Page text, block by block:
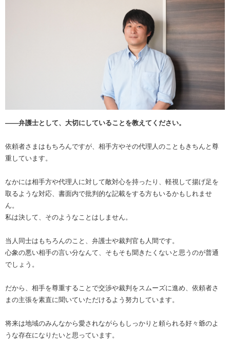
――弁護士として、大切にしていることを教えてください。
依頼者さまはもちろんですが、相手方やその代理人のこともきちんと尊
重しています。
なかには相手方や代理人に対して敵対心を持ったり、軽視して揚げ足を
取るような対応、書面内で批判的な記載をする方もいるかもしれませ
ん。
私は決して、そのようなことはしません。
当人同士はもちろんのこと、弁護士や裁判官も人間です。
心象の悪い相手の言い分なんて、そもそも聞きたくないと思うのが普通
でしょう。
だから、相手を尊重することで交渉や裁判をスムーズに進め、依頼者さ
まの主張を素直に聞いていただけるよう努力しています。
将来は地域のみんなから愛されながらもしっかりと頼られる好々爺のよ
うな存在になりたいと思っています。